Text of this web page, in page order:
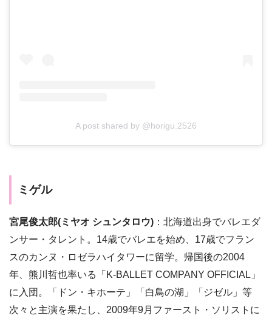
A post shared by @horigu.2526
ミゲル
宮尾俊太郎(ミヤオ シュンタロウ) ：北海道出身でバレエダ
ンサー・タレント。14歳でバレエを始め、17歳でフラン
スのカンヌ・ロゼラハイタワーに留学。帰国後の2004
年、熊川哲也率いる「K-BALLET COMPANY OFFICIAL」
に入団。「ドン・キホーテ」「白鳥の湖」「ジゼル」等
次々と主演を果たし、2009年9月ファースト・ソリストに